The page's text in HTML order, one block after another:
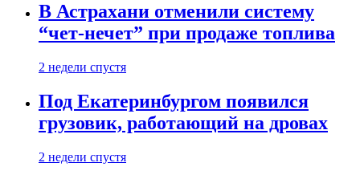
В Астрахани отменили систему
“чет-нечет” при продаже топлива
2 недели спустя
Под Екатеринбургом появился
грузовик, работающий на дровах
2 недели спустя